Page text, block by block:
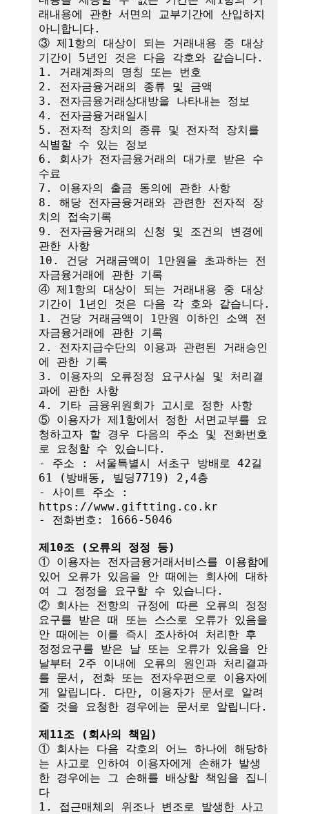
래내용에 관한 서면의 교부기간에 산입하지
아니합니다.
③ 제1항의 대상이 되는 거래내용 중 대상
기간이 5년인 것은 다음 각호와 같습니다.
1. 거래계좌의 명칭 또는 번호
2. 전자금융거래의 종류 및 금액
3. 전자금융거래상대방을 나타내는 정보
4. 전자금융거래일시
5. 전자적 장치의 종류 및 전자적 장치를
식별할 수 있는 정보
6. 회사가 전자금융거래의 대가로 받은 수
수료
7. 이용자의 출금 동의에 관한 사항
8. 해당 전자금융거래와 관련한 전자적 장
치의 접속기록
9. 전자금융거래의 신청 및 조건의 변경에
관한 사항
10. 건당 거래금액이 1만원을 초과하는 전
자금융거래에 관한 기록
④ 제1항의 대상이 되는 거래내용 중 대상
기간이 1년인 것은 다음 각 호와 같습니다.
1. 건당 거래금액이 1만원 이하인 소액 전
자금융거래에 관한 기록
2. 전자지급수단의 이용과 관련된 거래승인
에 관한 기록
3. 이용자의 오류정정 요구사실 및 처리결
과에 관한 사항
4. 기타 금융위원회가 고시로 정한 사항
⑤ 이용자가 제1항에서 정한 서면교부를 요
청하고자 할 경우 다음의 주소 및 전화번호
로 요청할 수 있습니다.
- 주소 : 서울특별시 서초구 방배로 42길
61 (방배동, 빌딩7719) 2,4층
- 사이트 주소 :
https://www.giftting.co.kr
- 전화번호: 1666-5046
제10조 (오류의 정정 등)
① 이용자는 전자금융거래서비스를 이용함에
있어 오류가 있음을 안 때에는 회사에 대하
여 그 정정을 요구할 수 있습니다.
② 회사는 전항의 규정에 따른 오류의 정정
요구를 받은 때 또는 스스로 오류가 있음을
안 때에는 이를 즉시 조사하여 처리한 후
정정요구를 받은 날 또는 오류가 있음을 안
날부터 2주 이내에 오류의 원인과 처리결과
를 문서, 전화 또는 전자우편으로 이용자에
게 알립니다. 다만, 이용자가 문서로 알려
줄 것을 요청한 경우에는 문서로 알립니다.
제11조 (회사의 책임)
① 회사는 다음 각호의 어느 하나에 해당하
는 사고로 인하여 이용자에게 손해가 발생
한 경우에는 그 손해를 배상할 책임을 집니
다
1. 접근매체의 위조나 변조로 발생한 사고